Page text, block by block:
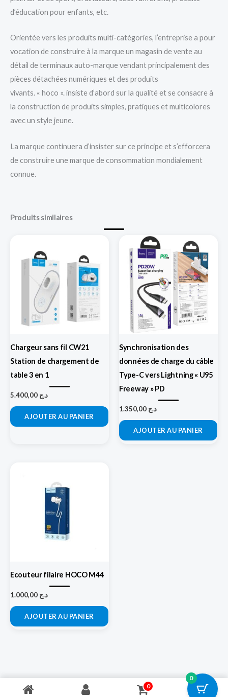
d’éducation pour enfants, etc.
Orientée vers les produits multi-catégories, l’entreprise a pour
vocation de construire à la marque un magasin de vente au
détail de terminaux auto-marque vendant principalement des
pièces détachées numériques et des produits
vivants. « hoco ». insiste d’abord sur la qualité et se consacre à
la construction de produits simples, pratiques et multicolores
avec un style jeune.
La marque continuera d’insister sur ce principe et s’efforcera
de construire une marque de consommation mondialement
connue.
Produits similaires
Chargeur sans fil CW21
Station de chargement de
table 3 en 1
د.ج
AJOUTER AU PANIER
Synchronisation des
données de charge du câble
Type-C vers Lightning « U95
Freeway » PD
د.ج
AJOUTER AU PANIER
Ecouteur filaire HOCO M44
د.ج
AJOUTER AU PANIER
0
0